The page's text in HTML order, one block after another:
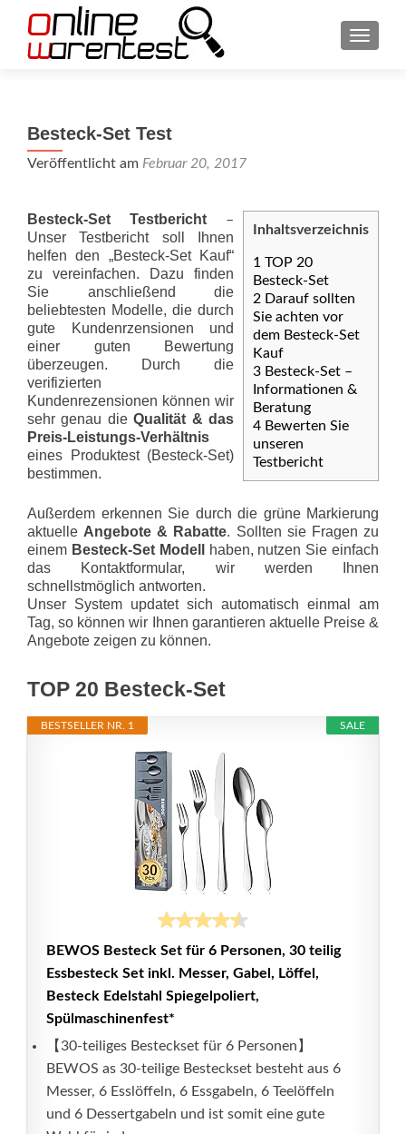
Besteck-Set Test
Veröffentlicht am Februar 20, 2017
Inhaltsverzeichnis
1 TOP 20
Besteck-Set
2 Darauf sollten
Sie achten vor
dem Besteck-Set
Kauf
3 Besteck-Set –
Informationen &
Beratung
4 Bewerten Sie
unseren
Testbericht
Besteck-Set Testbericht –
Unser Testbericht soll Ihnen
helfen den „Besteck-Set Kauf“
zu vereinfachen. Dazu finden
Sie anschließend die
beliebtesten Modelle, die durch
gute Kundenrzensionen und
einer guten Bewertung
überzeugen. Durch die
verifizierten
Kundenrezensionen können wir
sehr genau dieQualität & das
Preis-Leis­tungs-Ver­hält­nis
eines Produktest (Besteck-Set)
bestimmen.
Außerdem erkennen Sie durch die grüne Markierung
aktuelle Angebote & Rabatte. Sollten sie Fragen zu
einem Besteck-Set Modell
haben, nutzen Sie einfach
das Kontaktformular, wir werden Ihnen
schnellstmöglich antworten.
Unser System updatet sich automatisch einmal am
Tag, so können wir Ihnen garantieren aktuelle Preise &
Angebote zeigen zu können.
TOP 20 Besteck-Set
SALE
BESTSELLER NR. 1
BEWOS Besteck Set für 6 Personen, 30 teilig
Essbesteck Set inkl. Messer, Gabel, Löffel,
Besteck Edelstahl Spiegelpoliert,
Spülmaschinenfest*
【30-teiliges Besteckset für 6 Personen】
BEWOS as 30-teilige Besteckset besteht aus 6
Messer, 6 Esslöffeln, 6 Essgabeln, 6 Teelöffeln
und 6 Dessertgabeln und ist somit eine gute